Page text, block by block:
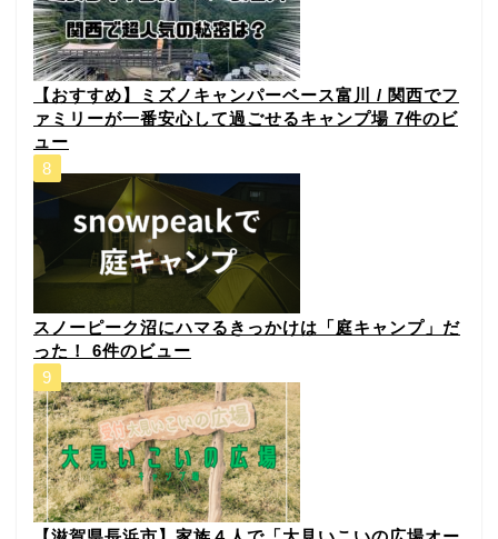
【おすすめ】ミズノキャンパーベース富川 / 関西でフ
ァミリーが一番安心して過ごせるキャンプ場 7件のビ
ュー
スノーピーク沼にハマるきっかけは「庭キャンプ」だ
った！ 6件のビュー